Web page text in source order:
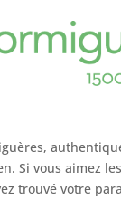
Si vous aimez
trouvé votre